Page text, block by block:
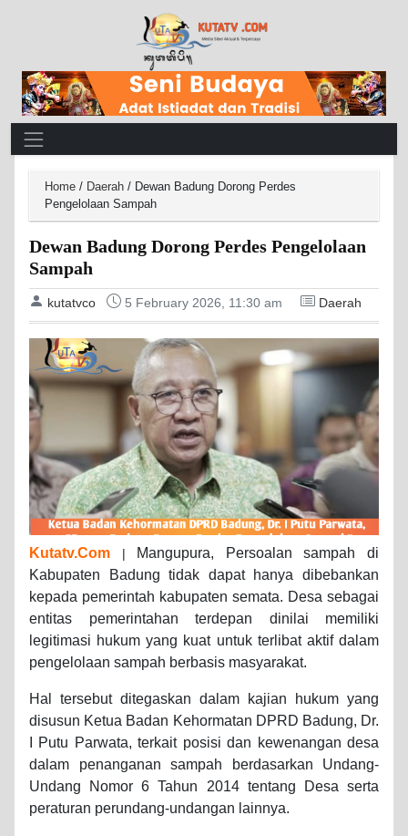
Main Navigation
Home / Daerah / Dewan Badung Dorong Perdes
Pengelolaan Sampah
Dewan Badung Dorong Perdes Pengelolaan
Sampah
kutatvco 5 February 2026, 11:30 am Daerah
Kutatv.Com
Mangupura, Persoalan sampah di
Kabupaten Badung tidak dapat hanya dibebankan
kepada pemerintah kabupaten semata. Desa sebagai
entitas pemerintahan terdepan dinilai memiliki
legitimasi hukum yang kuat untuk terlibat aktif dalam
pengelolaan sampah berbasis masyarakat.
Hal tersebut ditegaskan dalam kajian hukum yang
disusun Ketua Badan Kehormatan DPRD Badung, Dr.
I Putu Parwata, terkait posisi dan kewenangan desa
dalam penanganan sampah berdasarkan Undang-
Undang Nomor 6 Tahun 2014 tentang Desa serta
peraturan perundang-undangan lainnya.